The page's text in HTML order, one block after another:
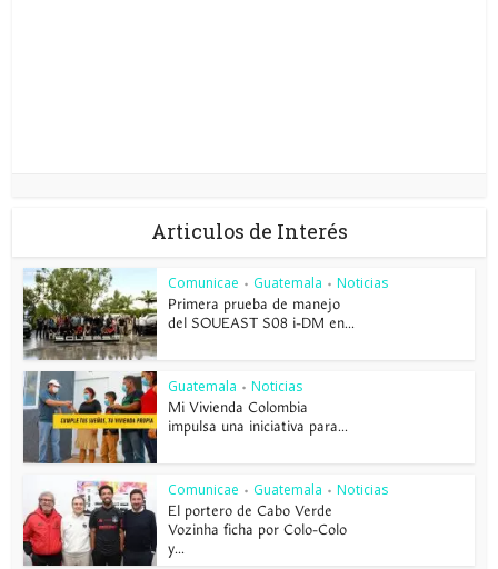
Articulos de Interés
Comunicae • Guatemala • Noticias
Primera prueba de manejo
del SOUEAST S08 i-DM en...
Guatemala • Noticias
Mi Vivienda Colombia
impulsa una iniciativa para...
Comunicae • Guatemala • Noticias
El portero de Cabo Verde
Vozinha ficha por Colo-Colo
y...